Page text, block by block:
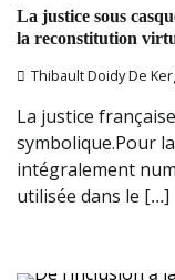
La justice sous
la reconstitution
Thibault Doidy De
La justice
symbolique.Pour
intégralement
utilisée dans le […]